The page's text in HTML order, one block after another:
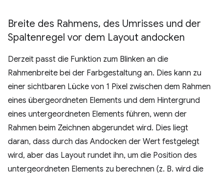
Breite des Rahmens, des Umrisses und der
Spaltenregel vor dem Layout andocken
Derzeit passt die Funktion zum Blinken an die
Rahmenbreite bei der Farbgestaltung an. Dies kann zu
einer sichtbaren Lücke von 1 Pixel zwischen dem Rahmen
eines übergeordneten Elements und dem Hintergrund
eines untergeordneten Elements führen, wenn der
Rahmen beim Zeichnen abgerundet wird. Dies liegt
daran, dass durch das Andocken der Wert festgelegt
wird, aber das Layout rundet ihn, um die Position des
untergeordneten Elements zu berechnen (z. B. wird die